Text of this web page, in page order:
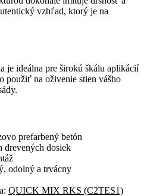
vzhľad, ktorý je na
je ideálna pre širokú škálu aplikácií
použiť na oživenie stien vášho
prefarbený betón
drevených dosiek
odolný a trvácny
QUICK MIX RKS (C2TES1)